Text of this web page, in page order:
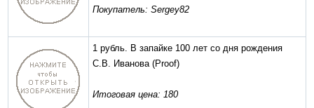
Покупатель: Sergey82
1 рубль. В запайке 100 лет со дня рождения
С.В. Иванова(Proof)
Итоговая цена: 180